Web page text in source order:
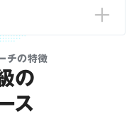
チの特徴
の
ス